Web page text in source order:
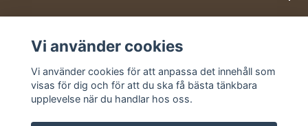
Sociala medier
Vi använder cookies
Vi använder cookies för att anpassa det innehåll som
visas för dig och för att du ska få bästa tänkbara
upplevelse när du handlar hos oss.